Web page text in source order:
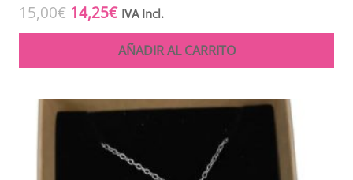
15,00€ El
precio
original
era:
15,00€.
14,25€El
precio
actual
es:
14,25€.
IVA Incl.
AÑADIR AL CARRITO